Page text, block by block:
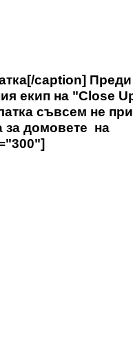
caption]
екип на "Close
съвсем не
за домовете на